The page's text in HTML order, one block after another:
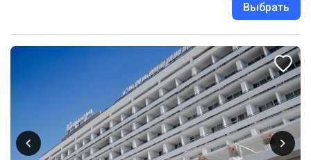
Выбрать